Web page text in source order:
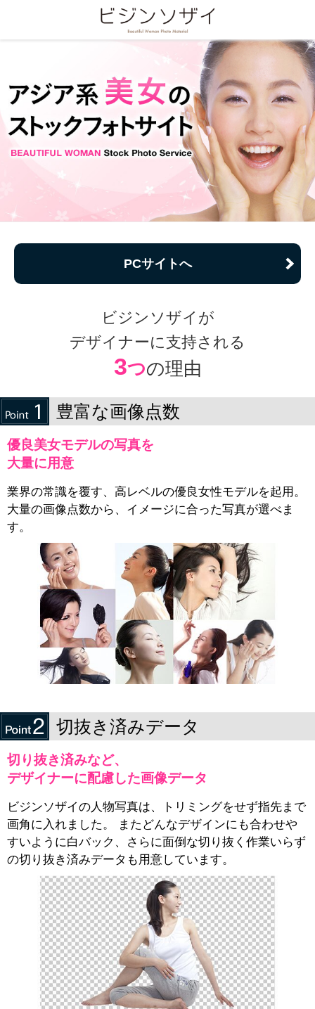
PCサイトへ
ビジンソザイが
デザイナーに支持される
3つの理由
豊富な画像点数
優良美女モデルの写真を
大量に用意
業界の常識を覆す、高レベルの優良女性モデルを起用。
大量の画像点数から、イメージに合った写真が選べま
す。
切抜き済みデータ
切り抜き済みなど、
デザイナーに配慮した画像データ
ビジンソザイの人物写真は、トリミングをせず指先まで
画角に入れました。 またどんなデザインにも合わせや
すいように白バック、さらに面倒な切り抜く作業いらず
の切り抜き済みデータも用意しています。